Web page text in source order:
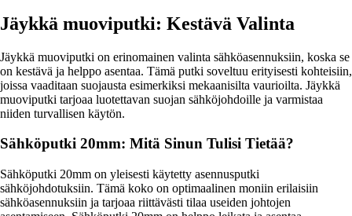
Jäykkä muoviputki: Kestävä Valinta
Jäykkä muoviputki on erinomainen valinta sähköasennuksiin, koska se
on kestävä ja helppo asentaa. Tämä putki soveltuu erityisesti kohteisiin,
joissa vaaditaan suojausta esimerkiksi mekaanisilta vaurioilta. Jäykkä
muoviputki tarjoaa luotettavan suojan sähköjohdoille ja varmistaa
niiden turvallisen käytön.
Sähköputki 20mm: Mitä Sinun Tulisi Tietää?
Sähköputki 20mm on yleisesti käytetty asennusputki
sähköjohdotuksiin. Tämä koko on optimaalinen moniin erilaisiin
sähköasennuksiin ja tarjoaa riittävästi tilaa useiden johtojen